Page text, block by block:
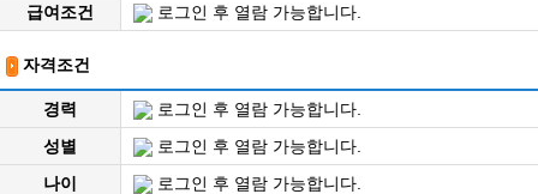
급여조건
로그인 후 열람 가능합니다.
자격조건
경력
로그인 후 열람 가능합니다.
성별
로그인 후 열람 가능합니다.
나이
로그인 후 열람 가능합니다.